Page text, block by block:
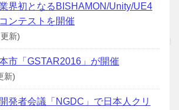
界初となるBISHAMON/Unity/UE4
ンテストを開催
新)
市「GSTAR2016」が開催
新)
発者会議「NGDC」で日本人クリ